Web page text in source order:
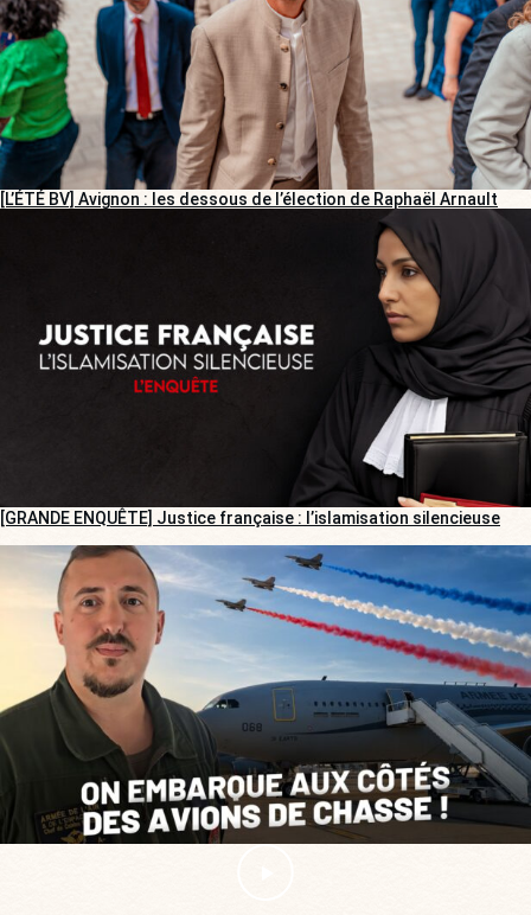
[L’ÉTÉ BV] Avignon : les dessous de l’élection de Raphaël Arnault
[GRANDE ENQUÊTE] Justice française : l’islamisation silencieuse